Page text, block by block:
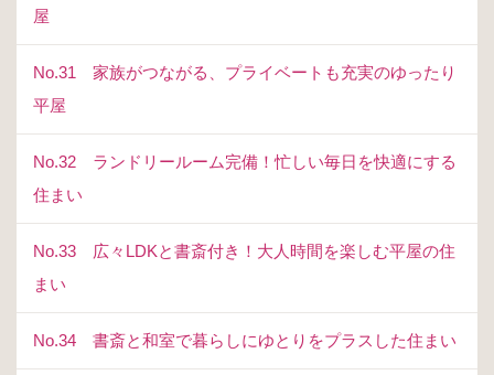
屋
No.31 家族がつながる、プライベートも充実のゆったり
平屋
No.32 ランドリールーム完備！忙しい毎日を快適にする
住まい
No.33 広々LDKと書斎付き！大人時間を楽しむ平屋の住
まい
No.34 書斎と和室で暮らしにゆとりをプラスした住まい